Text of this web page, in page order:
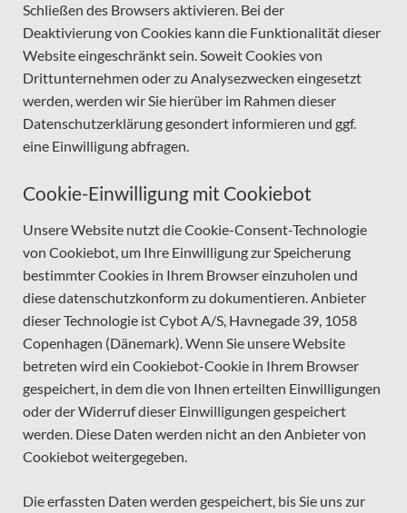
Schließen des Browsers aktivieren. Bei der
Deaktivierung von Cookies kann die Funktionalität dieser
Website eingeschränkt sein. Soweit Cookies von
Drittunternehmen oder zu Analysezwecken eingesetzt
werden, werden wir Sie hierüber im Rahmen dieser
Datenschutzerklärung gesondert informieren und ggf.
eine Einwilligung abfragen.
Cookie-Einwilligung mit Cookiebot
Unsere Website nutzt die Cookie-Consent-Technologie
von Cookiebot, um Ihre Einwilligung zur Speicherung
bestimmter Cookies in Ihrem Browser einzuholen und
diese datenschutzkonform zu dokumentieren. Anbieter
dieser Technologie ist Cybot A/S, Havnegade 39, 1058
Copenhagen (Dänemark). Wenn Sie unsere Website
betreten wird ein Cookiebot-Cookie in Ihrem Browser
gespeichert, in dem die von Ihnen erteilten Einwilligungen
oder der Widerruf dieser Einwilligungen gespeichert
werden. Diese Daten werden nicht an den Anbieter von
Cookiebot weitergegeben.
Die erfassten Daten werden gespeichert, bis Sie uns zur